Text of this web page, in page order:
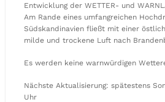
Entwicklung der WETTER- und
Am Rande eines umfangreichen
Südskandinavien fließt mit einer
milde und trockene Luft nach
Es werden keine warnwürdigen
Nächste Aktualisierung: spätestens
Uhr